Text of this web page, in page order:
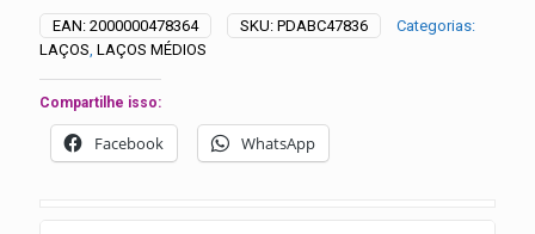
Pontas
Aplique
Pérola
Oval
-
20
unidades
EAN: 2000000478364 SKU: PDABC47836
Categorias:
LAÇOS LAÇOS MÉDIOS
Compartilhe isso:
Facebook WhatsApp